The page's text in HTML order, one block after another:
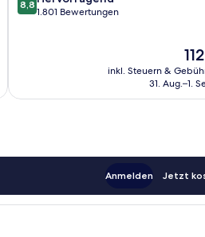
von
8,8
1.801 Bewertungen
Der
Preis
inkl. Steuern &
31. Aug.–1.
Anmelden Jetzt